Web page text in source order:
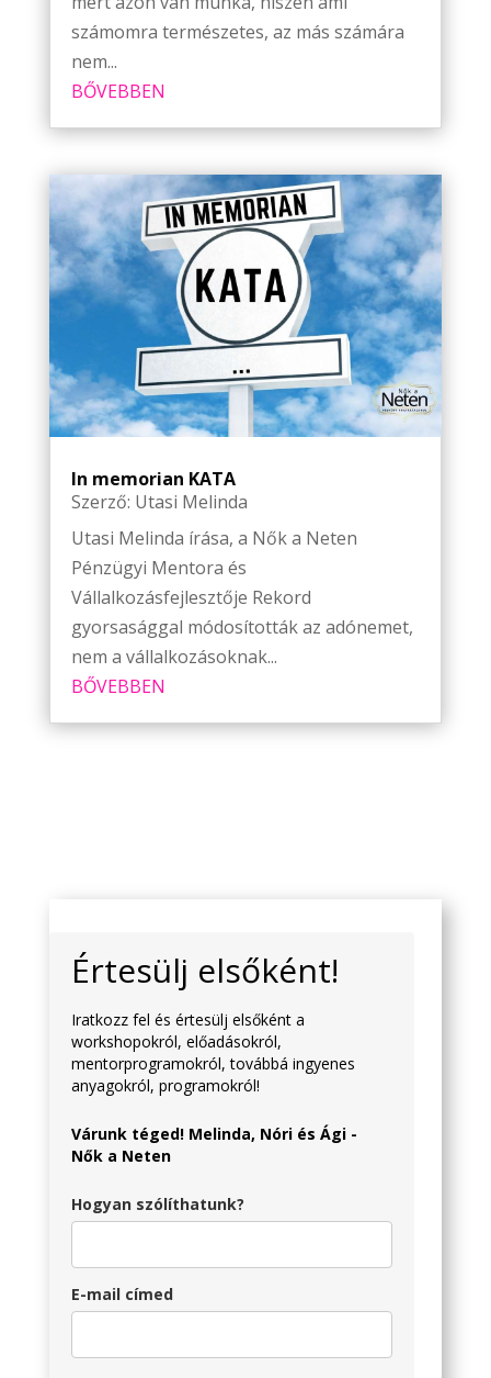
számomra természetes, az más számára
nem...
BŐVEBBEN
In memorian KATA
Szerző: Utasi Melinda
Utasi Melinda írása, a Nők a Neten
Pénzügyi Mentora és
Vállalkozásfejlesztője Rekord
gyorsasággal módosították az adónemet,
nem a vállalkozásoknak...
BŐVEBBEN
Értesülj elsőként!
Iratkozz fel és értesülj elsőként a
workshopokról, előadásokról,
mentorprogramokról, továbbá ingyenes
anyagokról, programokról!
Várunk téged! Melinda, Nóri és Ági -
Nők a Neten
Hogyan szólíthatunk?
E-mail címed